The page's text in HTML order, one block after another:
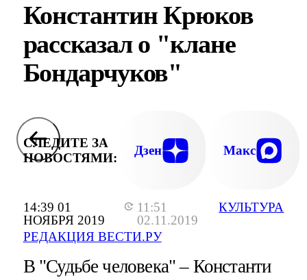
14:39 01
НОЯБРЯ 2019
11:51
02.11.2019
РЕДАКЦИЯ ВЕСТИ.РУ
КУЛЬТУРА
Константин Крюков
рассказал о "клане
Бондарчуков"
СЛЕДИТЕ ЗА
НОВОСТЯМИ:
Дзен Макс
В "Судьбе человека" – Константи